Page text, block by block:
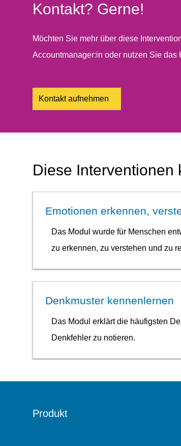
Kontakt? Gerne!
Möchten Sie mehr über diese
Accountmanager:in oder nutzen Sie das
Kontakt aufnehmen
Diese Interventionen
Emotionen erkennen,
Das Modul wurde für Menschen
zu erkennen, zu verstehen und zu
Denkmuster kennenlernen
Das Modul erklärt die häufigsten
Denkfehler zu notieren.
Produkt